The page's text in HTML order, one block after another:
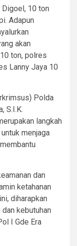
10 ton
Adapun
akan
ton, polres
Lanny Jaya 10
Polda
S.I.K.
langkah
menjaga
dan
ketahanan
diharapkan
kebutuhan
I Gde Era